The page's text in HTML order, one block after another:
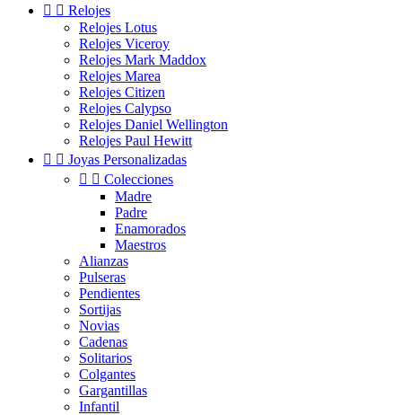
  Relojes
Relojes Lotus
Relojes Viceroy
Relojes Mark Maddox
Relojes Marea
Relojes Citizen
Relojes Calypso
Relojes Daniel Wellington
Relojes Paul Hewitt
  Joyas Personalizadas
  Colecciones
Madre
Padre
Enamorados
Maestros
Alianzas
Pulseras
Pendientes
Sortijas
Novias
Cadenas
Solitarios
Colgantes
Gargantillas
Infantil